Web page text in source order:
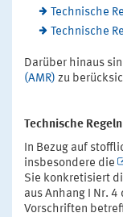
Technische
Technische
Darüber hinaus
(AMR) zu
Technische
In Bezug auf
insbesondere die
Sie konkretisiert
aus Anhang I Nr.
Vorschriften